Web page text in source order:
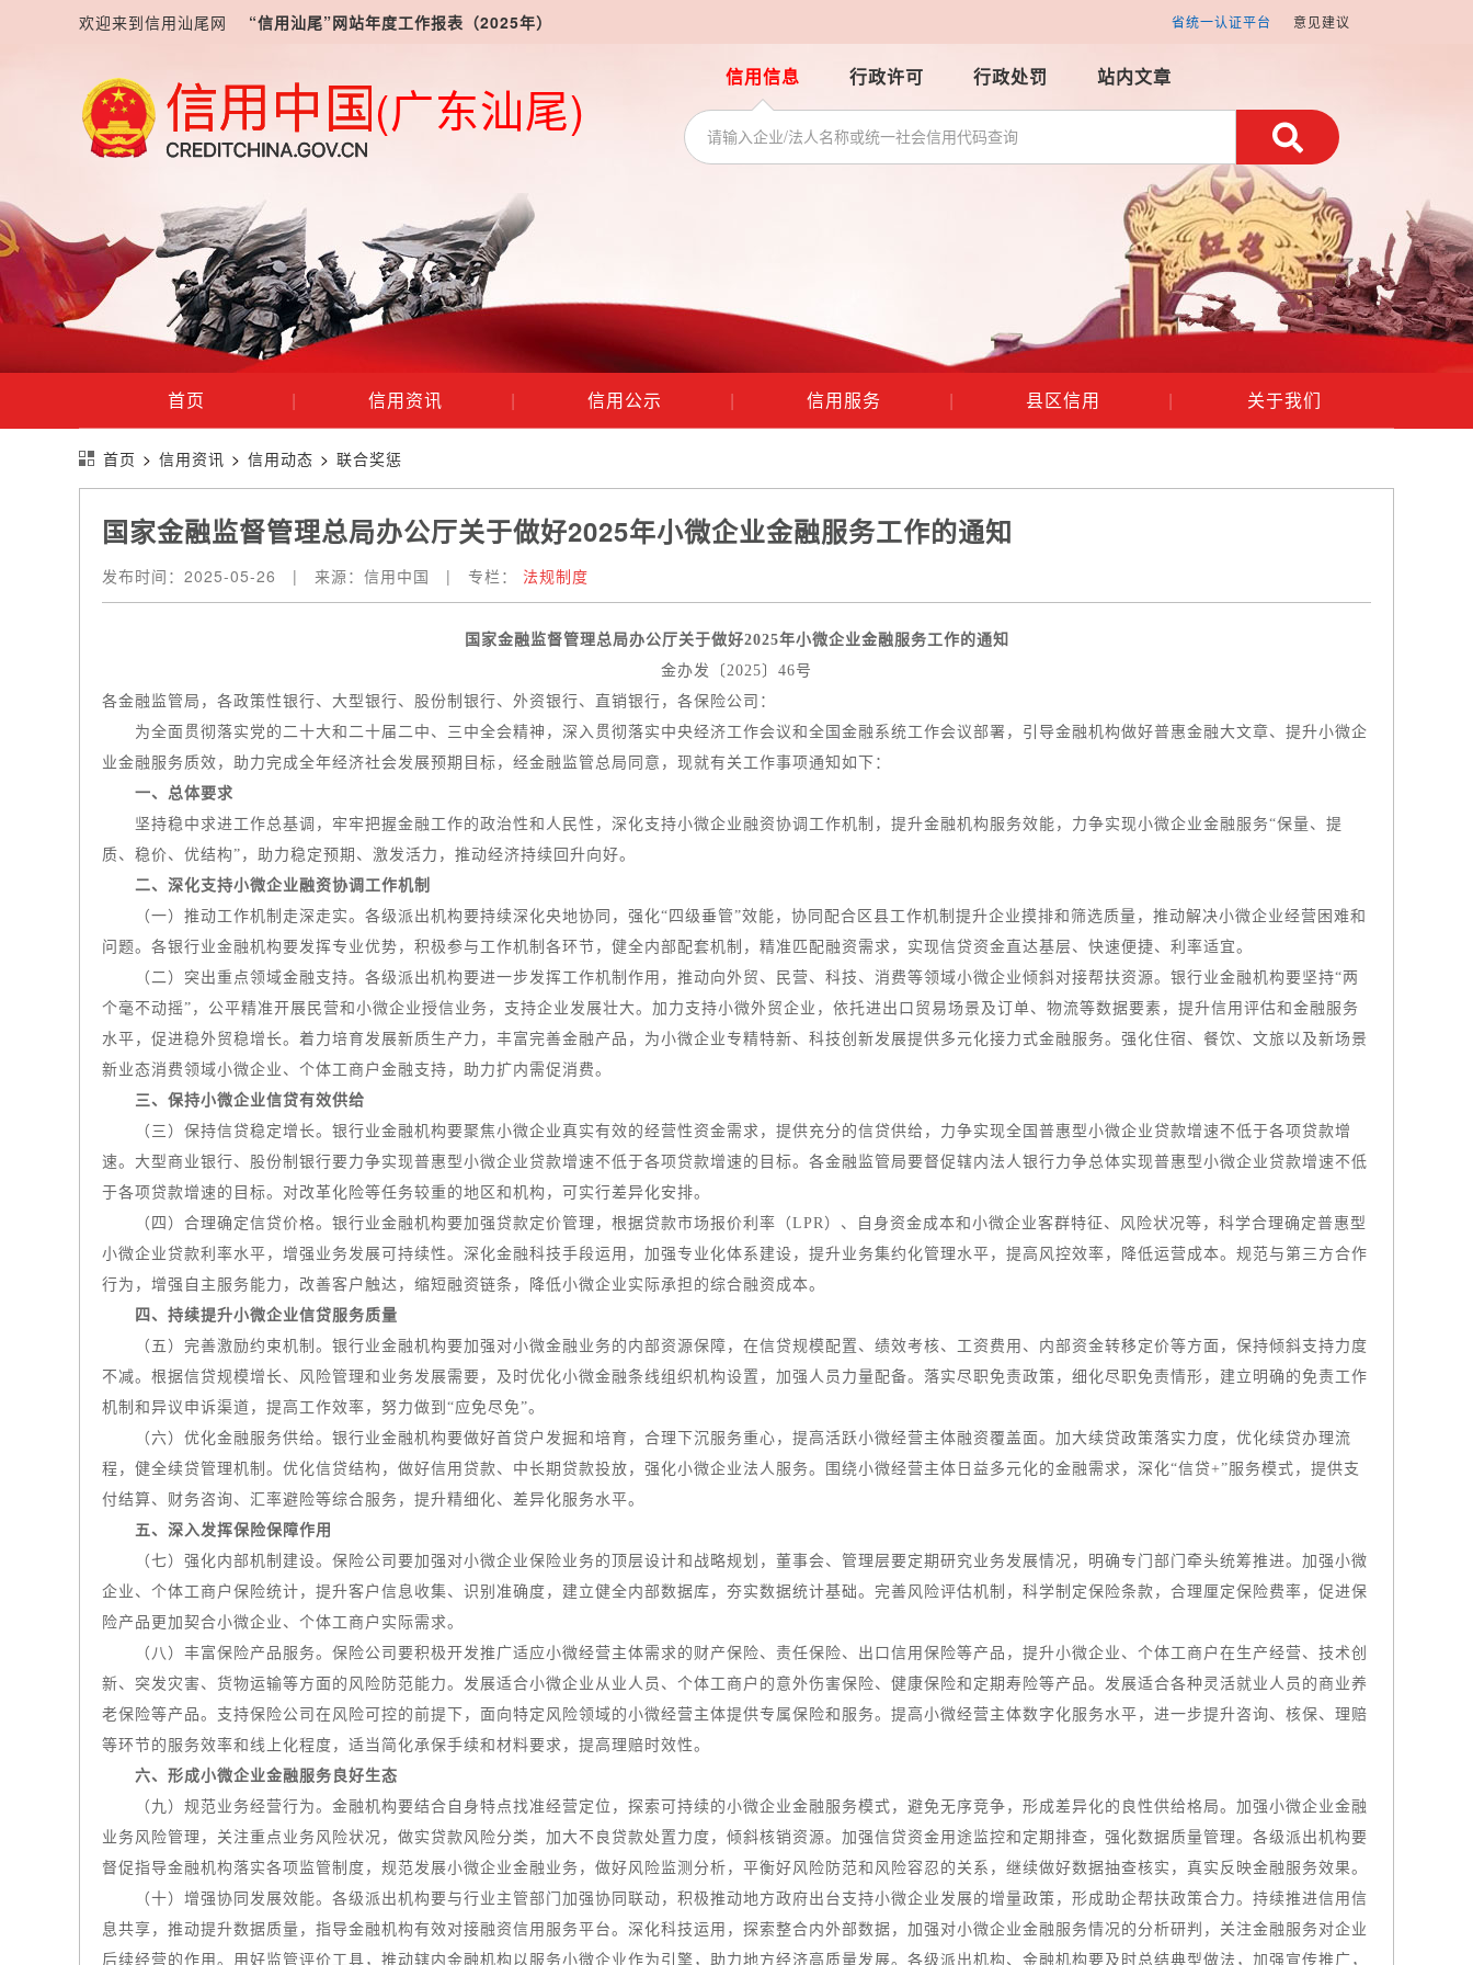
(广东汕尾)
欢迎来到信用汕尾网 “信用汕尾”网站年度工作报表（2025年） 意见建议
省统一认证平台
信用信息 行政许可 行政处罚 站内文章
首页 | 信用资讯 | 信用公示 | 信用服务 | 县区信用 | 关于我们
首页 > 信用资讯 > 信用动态 > 联合奖惩
国家金融监督管理总局办公厅关于做好2025年小微企业金融服务工作的通知
发布时间： 2025-05-26 | 来源： 信用中国 | 专栏： 法规制度
国家金融监督管理总局办公厅关于做好2025年小微企业金融服务工作的通知
金办发〔2025〕46号
各金融监管局，各政策性银行、大型银行、股份制银行、外资银行、直销银行，各保险公司：
为全面贯彻落实党的二十大和二十届二中、三中全会精神，深入贯彻落实中央经济工作会议和全国金融系统工作会议部署，引导金融机构做好普惠金融大文章、提升小微企
业金融服务质效，助力完成全年经济社会发展预期目标，经金融监管总局同意，现就有关工作事项通知如下：
一、总体要求
坚持稳中求进工作总基调，牢牢把握金融工作的政治性和人民性，深化支持小微企业融资协调工作机制，提升金融机构服务效能，力争实现小微企业金融服务“保量、提
质、稳价、优结构”，助力稳定预期、激发活力，推动经济持续回升向好。
二、深化支持小微企业融资协调工作机制
（一）推动工作机制走深走实。各级派出机构要持续深化央地协同，强化“四级垂管”效能，协同配合区县工作机制提升企业摸排和筛选质量，推动解决小微企业经营困难和
问题。各银行业金融机构要发挥专业优势，积极参与工作机制各环节，健全内部配套机制，精准匹配融资需求，实现信贷资金直达基层、快速便捷、利率适宜。
（二）突出重点领域金融支持。各级派出机构要进一步发挥工作机制作用，推动向外贸、民营、科技、消费等领域小微企业倾斜对接帮扶资源。银行业金融机构要坚持“两
个毫不动摇”，公平精准开展民营和小微企业授信业务，支持企业发展壮大。加力支持小微外贸企业，依托进出口贸易场景及订单、物流等数据要素，提升信用评估和金融服务
水平，促进稳外贸稳增长。着力培育发展新质生产力，丰富完善金融产品，为小微企业专精特新、科技创新发展提供多元化接力式金融服务。强化住宿、餐饮、文旅以及新场景
新业态消费领域小微企业、个体工商户金融支持，助力扩内需促消费。
三、保持小微企业信贷有效供给
（三）保持信贷稳定增长。银行业金融机构要聚焦小微企业真实有效的经营性资金需求，提供充分的信贷供给，力争实现全国普惠型小微企业贷款增速不低于各项贷款增
速。大型商业银行、股份制银行要力争实现普惠型小微企业贷款增速不低于各项贷款增速的目标。各金融监管局要督促辖内法人银行力争总体实现普惠型小微企业贷款增速不低
于各项贷款增速的目标。对改革化险等任务较重的地区和机构，可实行差异化安排。
（四）合理确定信贷价格。银行业金融机构要加强贷款定价管理，根据贷款市场报价利率（LPR）、自身资金成本和小微企业客群特征、风险状况等，科学合理确定普惠型
小微企业贷款利率水平，增强业务发展可持续性。深化金融科技手段运用，加强专业化体系建设，提升业务集约化管理水平，提高风控效率，降低运营成本。规范与第三方合作
行为，增强自主服务能力，改善客户触达，缩短融资链条，降低小微企业实际承担的综合融资成本。
四、持续提升小微企业信贷服务质量
（五）完善激励约束机制。银行业金融机构要加强对小微金融业务的内部资源保障，在信贷规模配置、绩效考核、工资费用、内部资金转移定价等方面，保持倾斜支持力度
不减。根据信贷规模增长、风险管理和业务发展需要，及时优化小微金融条线组织机构设置，加强人员力量配备。落实尽职免责政策，细化尽职免责情形，建立明确的免责工作
机制和异议申诉渠道，提高工作效率，努力做到“应免尽免”。
（六）优化金融服务供给。银行业金融机构要做好首贷户发掘和培育，合理下沉服务重心，提高活跃小微经营主体融资覆盖面。加大续贷政策落实力度，优化续贷办理流
程，健全续贷管理机制。优化信贷结构，做好信用贷款、中长期贷款投放，强化小微企业法人服务。围绕小微经营主体日益多元化的金融需求，深化“信贷+”服务模式，提供支
付结算、财务咨询、汇率避险等综合服务，提升精细化、差异化服务水平。
五、深入发挥保险保障作用
（七）强化内部机制建设。保险公司要加强对小微企业保险业务的顶层设计和战略规划，董事会、管理层要定期研究业务发展情况，明确专门部门牵头统筹推进。加强小微
企业、个体工商户保险统计，提升客户信息收集、识别准确度，建立健全内部数据库，夯实数据统计基础。完善风险评估机制，科学制定保险条款，合理厘定保险费率，促进保
险产品更加契合小微企业、个体工商户实际需求。
（八）丰富保险产品服务。保险公司要积极开发推广适应小微经营主体需求的财产保险、责任保险、出口信用保险等产品，提升小微企业、个体工商户在生产经营、技术创
新、突发灾害、货物运输等方面的风险防范能力。发展适合小微企业从业人员、个体工商户的意外伤害保险、健康保险和定期寿险等产品。发展适合各种灵活就业人员的商业养
老保险等产品。支持保险公司在风险可控的前提下，面向特定风险领域的小微经营主体提供专属保险和服务。提高小微经营主体数字化服务水平，进一步提升咨询、核保、理赔
等环节的服务效率和线上化程度，适当简化承保手续和材料要求，提高理赔时效性。
六、形成小微企业金融服务良好生态
（九）规范业务经营行为。金融机构要结合自身特点找准经营定位，探索可持续的小微企业金融服务模式，避免无序竞争，形成差异化的良性供给格局。加强小微企业金融
业务风险管理，关注重点业务风险状况，做实贷款风险分类，加大不良贷款处置力度，倾斜核销资源。加强信贷资金用途监控和定期排查，强化数据质量管理。各级派出机构要
督促指导金融机构落实各项监管制度，规范发展小微企业金融业务，做好风险监测分析，平衡好风险防范和风险容忍的关系，继续做好数据抽查核实，真实反映金融服务效果。
（十）增强协同发展效能。各级派出机构要与行业主管部门加强协同联动，积极推动地方政府出台支持小微企业发展的增量政策，形成助企帮扶政策合力。持续推进信用信
息共享，推动提升数据质量，指导金融机构有效对接融资信用服务平台。深化科技运用，探索整合内外部数据，加强对小微企业金融服务情况的分析研判，关注金融服务对企业
后续经营的作用。用好监管评价工具，推动辖内金融机构以服务小微企业作为引擎，助力地方经济高质量发展。各级派出机构、金融机构要及时总结典型做法，加强宣传推广，